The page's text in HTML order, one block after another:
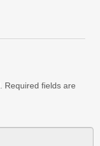
Required fields are